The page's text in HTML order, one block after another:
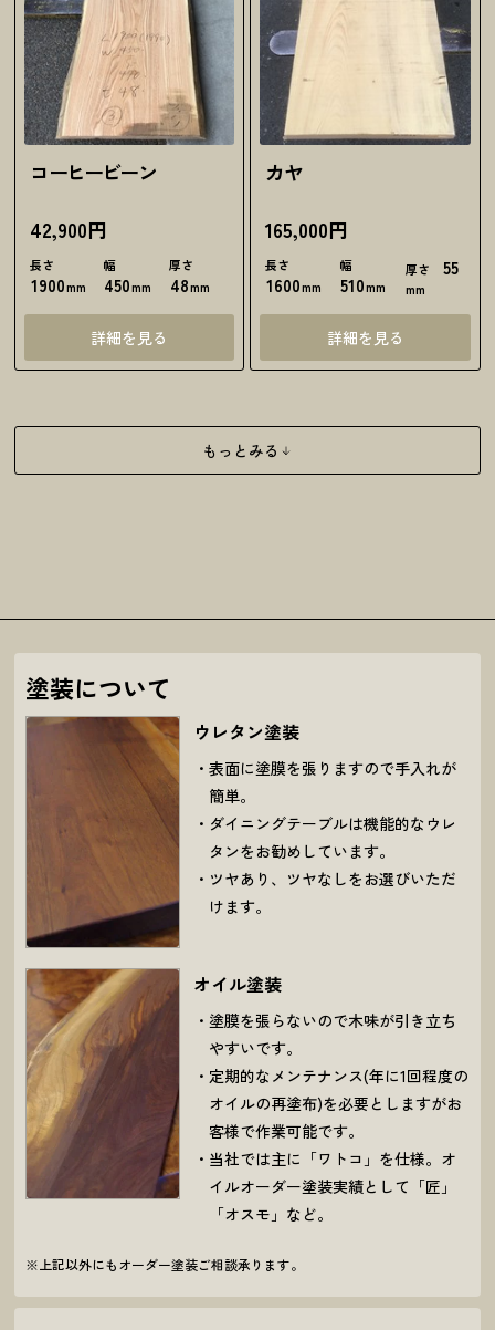
コーヒービーン
42,900円
長さ
1900mm
幅
450mm
厚さ
48mm
詳細を見る
カヤ
165,000円
長さ
1600mm
幅
510mm
厚さ 55
mm
詳細を見る
もっとみる
塗装について
ウレタン塗装
表面に塗膜を張りますので手入れが
簡単。
ダイニングテーブルは機能的なウレ
タンをお勧めしています。
ツヤあり、ツヤなしをお選びいただ
けます。
オイル塗装
塗膜を張らないので木味が引き立ち
やすいです。
定期的なメンテナンス(年に1回程度の
オイルの再塗布)を必要としますがお
客様で作業可能です。
当社では主に「ワトコ」を仕様。オ
イルオーダー塗装実績として「匠」
「オスモ」など。
※上記以外にもオーダー塗装ご相談承ります。